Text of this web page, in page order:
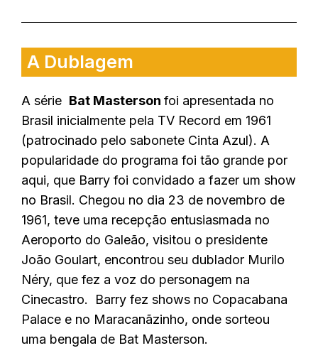
A Dublagem
A série Bat Masterson foi apresentada no
Brasil inicialmente pela TV Record em 1961
(patrocinado pelo sabonete Cinta Azul). A
popularidade do programa foi tão grande por
aqui, que Barry foi convidado a fazer um show
no Brasil. Chegou no dia 23 de novembro de
1961, teve uma recepção entusiasmada no
Aeroporto do Galeão, visitou o presidente
João Goulart, encontrou seu dublador Murilo
Néry, que fez a voz do personagem na
Cinecastro. Barry fez shows no Copacabana
Palace e no Maracanãzinho, onde sorteou
uma bengala de Bat Masterson.